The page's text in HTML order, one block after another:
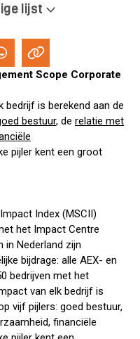
lijst
Scope Corporate
bedrijf is berekend aan de
bestuur, de relatie met
pijler kent een groot
Index (MSCII)
het Impact Centre
in Nederland zijn
bijdrage: alle AEX- en
bedrijven met het
van elk bedrijf is
vijf pijlers: goed bestuur,
financiële